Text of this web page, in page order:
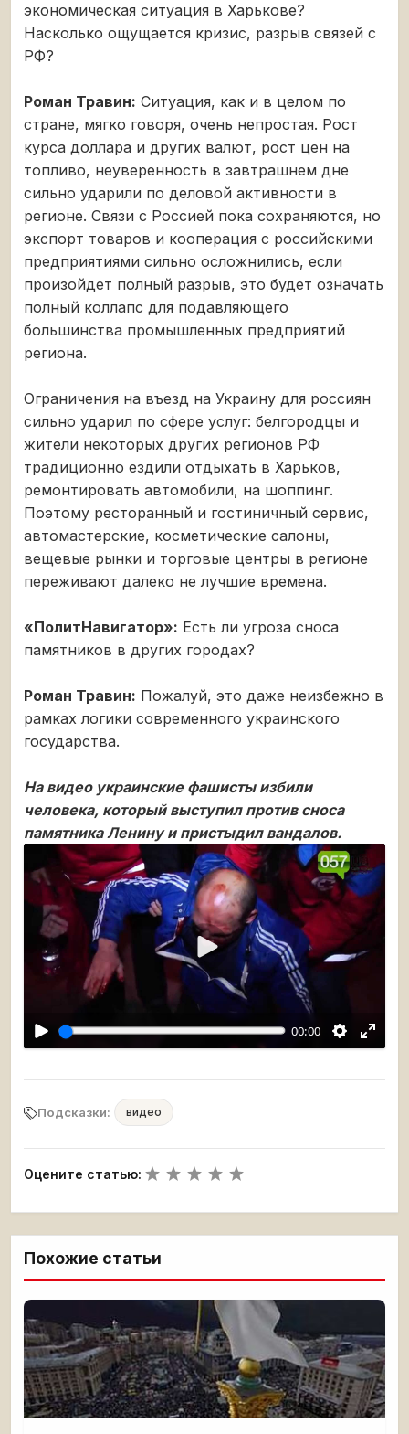
экономическая ситуация в Харькове?
Насколько ощущается кризис, разрыв связей с
РФ?
Роман Травин: Ситуация, как и в целом по
стране, мягко говоря, очень непростая. Рост
курса доллара и других валют, рост цен на
топливо, неуверенность в завтрашнем дне
сильно ударили по деловой активности в
регионе. Связи с Россией пока сохраняются, но
экспорт товаров и кооперация с российскими
предприятиями сильно осложнились, если
произойдет полный разрыв, это будет означать
полный коллапс для подавляющего
большинства промышленных предприятий
региона.
Ограничения на въезд на Украину для россиян
сильно ударил по сфере услуг: белгородцы и
жители некоторых других регионов РФ
традиционно ездили отдыхать в Харьков,
ремонтировать автомобили, на шоппинг.
Поэтому ресторанный и гостиничный сервис,
автомастерские, косметические салоны,
вещевые рынки и торговые центры в регионе
переживают далеко не лучшие времена.
«ПолитНавигатор»: Есть ли угроза сноса
памятников в других городах?
Роман Травин: Пожалуй, это даже неизбежно в
рамках логики современного украинского
государства.
На видео украинские фашисты избили
человека, который выступил против сноса
памятника Ленину и пристыдил вандалов.
00:00
Воспроизвести
Подсказки: видео
Оцените статью:
Похожие статьи